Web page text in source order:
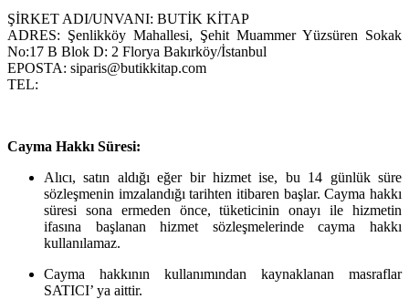
ŞİRKET ADI/UNVANI: BUTİK KİTAP
ADRES: Şenlikköy Mahallesi, Şehit Muammer Yüzsüren Sokak
No:17 B Blok D: 2 Florya Bakırköy/İstanbul
EPOSTA: siparis@butikkitap.com
TEL:
Cayma Hakkı Süresi:
Alıcı, satın aldığı eğer bir hizmet ise, bu 14 günlük süre
sözleşmenin imzalandığı tarihten itibaren başlar. Cayma hakkı
süresi sona ermeden önce, tüketicinin onayı ile hizmetin
ifasına başlanan hizmet sözleşmelerinde cayma hakkı
kullanılamaz.
Cayma hakkının kullanımından kaynaklanan masraflar
SATICI’ ya aittir.